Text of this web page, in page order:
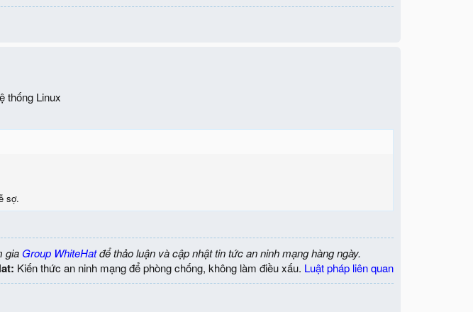
thống Linux
sợ.
gia Group WhiteHatđể thảo luận và cập nhật tin tức an ninh mạng hàng ngày.
Kiến thức an ninh mạng để phòng chống, không làm điều xấu. Luật pháp liên quan